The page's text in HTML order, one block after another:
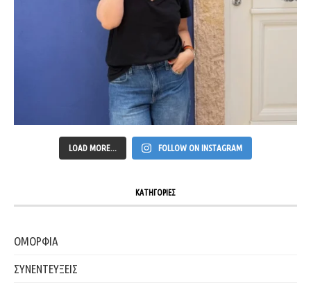
LOAD MORE... FOLLOW ON INSTAGRAM
ΚΑΤΗΓΟΡΙΕΣ
ΟΜΟΡΦΙΑ
ΣΥΝΕΝΤΕΥΞΕΙΣ